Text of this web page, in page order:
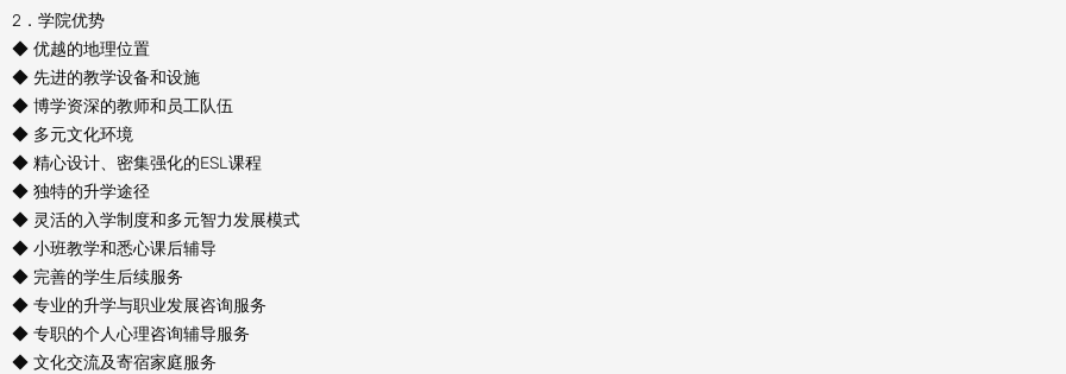
2．学院优势
◆ 优越的地理位置
◆ 先进的教学设备和设施
◆ 博学资深的教师和员工队伍
◆ 多元文化环境
◆ 精心设计、密集强化的ESL课程
◆ 独特的升学途径
◆ 灵活的入学制度和多元智力发展模式
◆ 小班教学和悉心课后辅导
◆ 完善的学生后续服务
◆ 专业的升学与职业发展咨询服务
◆ 专职的个人心理咨询辅导服务
◆ 文化交流及寄宿家庭服务